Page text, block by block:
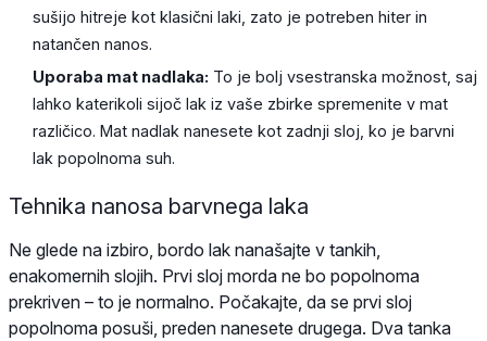
sušijo hitreje kot klasični laki, zato je potreben hiter in
natančen nanos.
Uporaba mat nadlaka: To je bolj vsestranska možnost, saj
lahko katerikoli sijoč lak iz vaše zbirke spremenite v mat
različico. Mat nadlak nanesete kot zadnji sloj, ko je barvni
lak popolnoma suh.
Tehnika nanosa barvnega laka
Ne glede na izbiro, bordo lak nanašajte v tankih,
enakomernih slojih. Prvi sloj morda ne bo popolnoma
prekriven – to je normalno. Počakajte, da se prvi sloj
popolnoma posuši, preden nanesete drugega. Dva tanka